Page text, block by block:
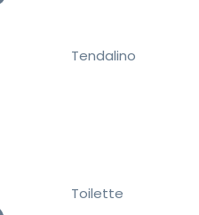
Tendalino
Toilette